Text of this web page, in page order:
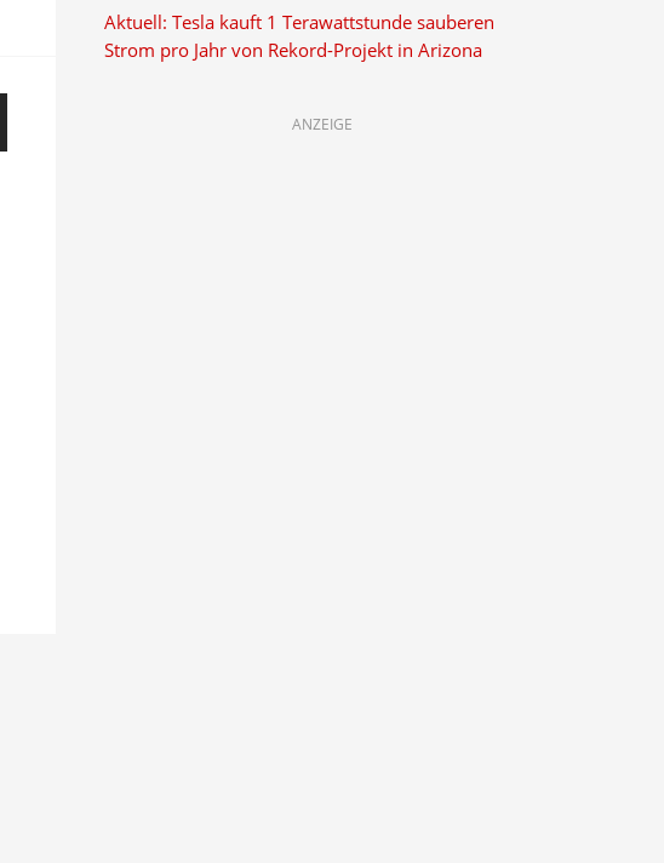
Aktuell: Tesla kauft 1 Terawattstunde sauberen
Strom pro Jahr von Rekord-Projekt in Arizona
ANZEIGE